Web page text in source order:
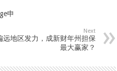
申
Next
远地区发力，成新财年州担保
最大赢家？